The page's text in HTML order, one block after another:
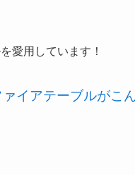
愛用しています！
イアテーブルがこ